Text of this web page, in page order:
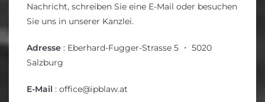
Nachricht, schreiben Sie eine E-Mail oder besuchen
Sie uns in unserer Kanzlei.
Adresse : Eberhard-Fugger-Stras­se 5 ・ 5020
Salzburg
E-Mail : office@ipblaw.at